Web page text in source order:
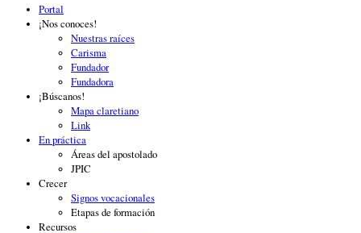
Portal
¡Nos conoces!
Nuestras raíces
Carisma
Fundador
Fundadora
¡Búscanos!
Mapa claretiano
Link
En práctica
Áreas del apostolado
JPIC
Crecer
Signos vocacionales
Etapas de formación
Recursos